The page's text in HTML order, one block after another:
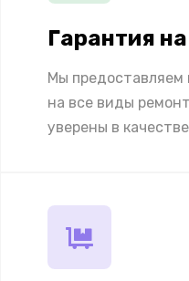
Гарантия
Мы предоставляем
на все виды
уверены в